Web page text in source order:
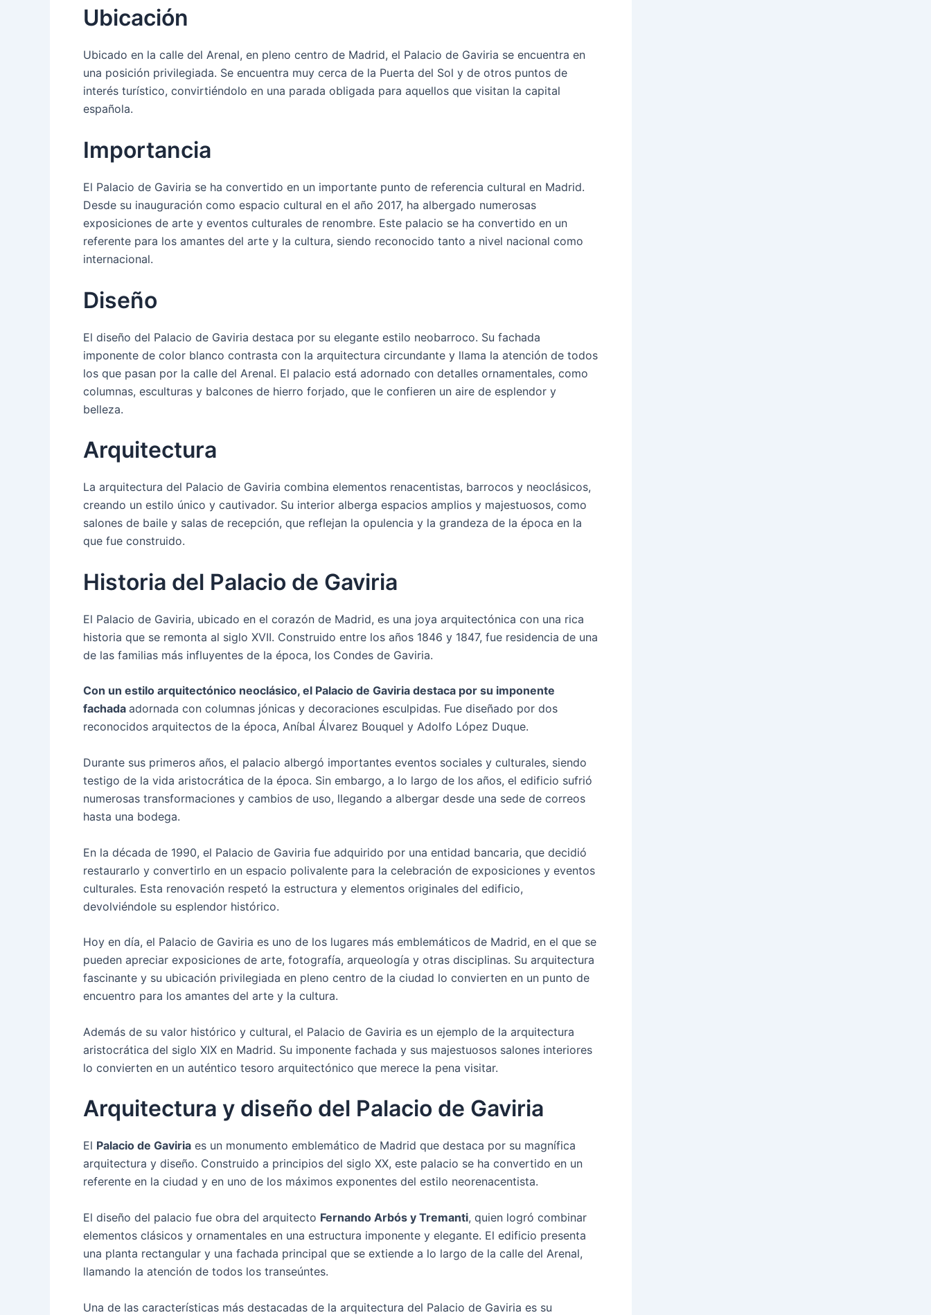
Ubicación
Ubicado en la calle del Arenal, en pleno centro de Madrid, el Palacio de Gaviria se encuentra en
una posición privilegiada. Se encuentra muy cerca de la Puerta del Sol y de otros puntos de
interés turístico, convirtiéndolo en una parada obligada para aquellos que visitan la capital
española.
Importancia
El Palacio de Gaviria se ha convertido en un importante punto de referencia cultural en Madrid.
Desde su inauguración como espacio cultural en el año 2017, ha albergado numerosas
exposiciones de arte y eventos culturales de renombre. Este palacio se ha convertido en un
referente para los amantes del arte y la cultura, siendo reconocido tanto a nivel nacional como
internacional.
Diseño
El diseño del Palacio de Gaviria destaca por su elegante estilo neobarroco. Su fachada
imponente de color blanco contrasta con la arquitectura circundante y llama la atención de todos
los que pasan por la calle del Arenal. El palacio está adornado con detalles ornamentales, como
columnas, esculturas y balcones de hierro forjado, que le confieren un aire de esplendor y
belleza.
Arquitectura
La arquitectura del Palacio de Gaviria combina elementos renacentistas, barrocos y neoclásicos,
creando un estilo único y cautivador. Su interior alberga espacios amplios y majestuosos, como
salones de baile y salas de recepción, que reflejan la opulencia y la grandeza de la época en la
que fue construido.
Historia del Palacio de Gaviria
El Palacio de Gaviria, ubicado en el corazón de Madrid, es una joya arquitectónica con una rica
historia que se remonta al siglo XVII. Construido entre los años 1846 y 1847, fue residencia de una
de las familias más influyentes de la época, los Condes de Gaviria.
Con un estilo arquitectónico neoclásico, el Palacio de Gaviria destaca por su imponente
fachada adornada con columnas jónicas y decoraciones esculpidas. Fue diseñado por dos
reconocidos arquitectos de la época, Aníbal Álvarez Bouquel y Adolfo López Duque.
Durante sus primeros años, el palacio albergó importantes eventos sociales y culturales, siendo
testigo de la vida aristocrática de la época. Sin embargo, a lo largo de los años, el edificio sufrió
numerosas transformaciones y cambios de uso, llegando a albergar desde una sede de correos
hasta una bodega.
En la década de 1990, el Palacio de Gaviria fue adquirido por una entidad bancaria, que decidió
restaurarlo y convertirlo en un espacio polivalente para la celebración de exposiciones y eventos
culturales. Esta renovación respetó la estructura y elementos originales del edificio,
devolviéndole su esplendor histórico.
Hoy en día, el Palacio de Gaviria es uno de los lugares más emblemáticos de Madrid, en el que se
pueden apreciar exposiciones de arte, fotografía, arqueología y otras disciplinas. Su arquitectura
fascinante y su ubicación privilegiada en pleno centro de la ciudad lo convierten en un punto de
encuentro para los amantes del arte y la cultura.
Además de su valor histórico y cultural, el Palacio de Gaviria es un ejemplo de la arquitectura
aristocrática del siglo XIX en Madrid. Su imponente fachada y sus majestuosos salones interiores
lo convierten en un auténtico tesoro arquitectónico que merece la pena visitar.
Arquitectura y diseño del Palacio de Gaviria
El Palacio de Gaviria es un monumento emblemático de Madrid que destaca por su magnífica
arquitectura y diseño. Construido a principios del siglo XX, este palacio se ha convertido en un
referente en la ciudad y en uno de los máximos exponentes del estilo neorenacentista.
El diseño del palacio fue obra del arquitecto Fernando Arbós y Tremanti, quien logró combinar
elementos clásicos y ornamentales en una estructura imponente y elegante. El edificio presenta
una planta rectangular y una fachada principal que se extiende a lo largo de la calle del Arenal,
llamando la atención de todos los transeúntes.
Una de las características más destacadas de la arquitectura del Palacio de Gaviria es su